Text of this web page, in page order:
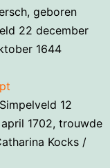
geboren
22 december
1644
12
1702, trouwde
Kocks /